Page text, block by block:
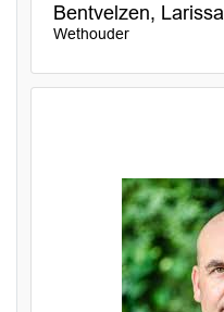
Bentvelzen, Larissa
Wethouder